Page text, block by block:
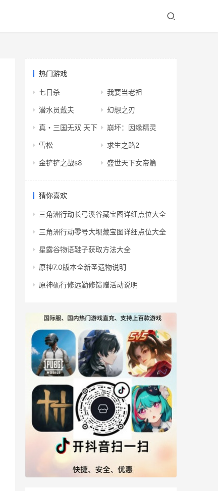
热门游戏
七日杀 我要当老祖
潜水员戴夫 幻想之刃
真・三国无双 天下 崩坏：因缘精灵
雪松 求生之路2
金铲铲之战s8 盛世天下女帝篇
猜你喜欢
三角洲行动长弓溪谷藏宝图详细点位大全
三角洲行动零号大坝藏宝图详细点位大全
星露谷物语鞋子获取方法大全
原神7.0版本全新圣遗物说明
原神砺行修远勤修馈赠活动说明